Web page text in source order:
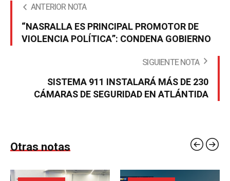
ANTERIOR NOTA
“NASRALLA ES PRINCIPAL PROMOTOR DE
VIOLENCIA POLÍTICA”: CONDENA GOBIERNO
SIGUIENTE NOTA
SISTEMA 911 INSTALARÁ MÁS DE 230
CÁMARAS DE SEGURIDAD EN ATLÁNTIDA
Otras notas